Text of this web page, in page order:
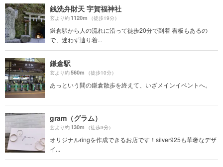
銭洗弁財天 宇賀福神社
玄より約1120m （徒歩19分）
鎌倉駅から人の流れに沿って徒歩20分で到着 看板もあるの
で、迷わず辿り着...
鎌倉駅
玄より約560m （徒歩10分）
あっという間の鎌倉散歩を終えて、いざメインイベントへ。
gram（グラム）
玄より約130m （徒歩3分）
オリジナルringを作成できるお店です！silver925も華奢なデザ
イ...